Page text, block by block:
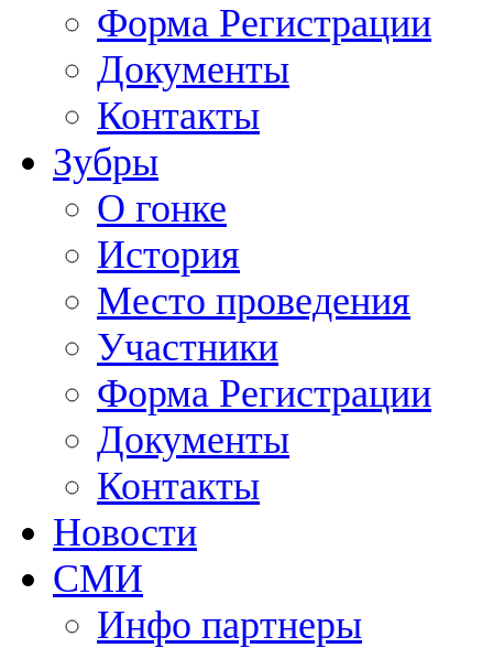
Форма Регистрации
Документы
Контакты
Зубры
О гонке
История
Место проведения
Участники
Форма Регистрации
Документы
Контакты
Новости
СМИ
Инфо партнеры